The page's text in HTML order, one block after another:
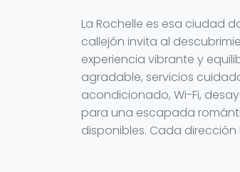
La Rochelle es esa ciudad
callejón invita al
experiencia vibrante y
agradable, servicios
acondicionado, Wi-Fi,
para una escapada
disponibles. Cada